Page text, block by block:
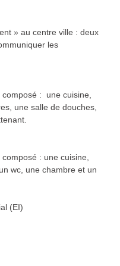
» au centre ville : deux
les
: une cuisine,
une salle de douches,
: une cuisine,
wc, une chambre et un
(EI)